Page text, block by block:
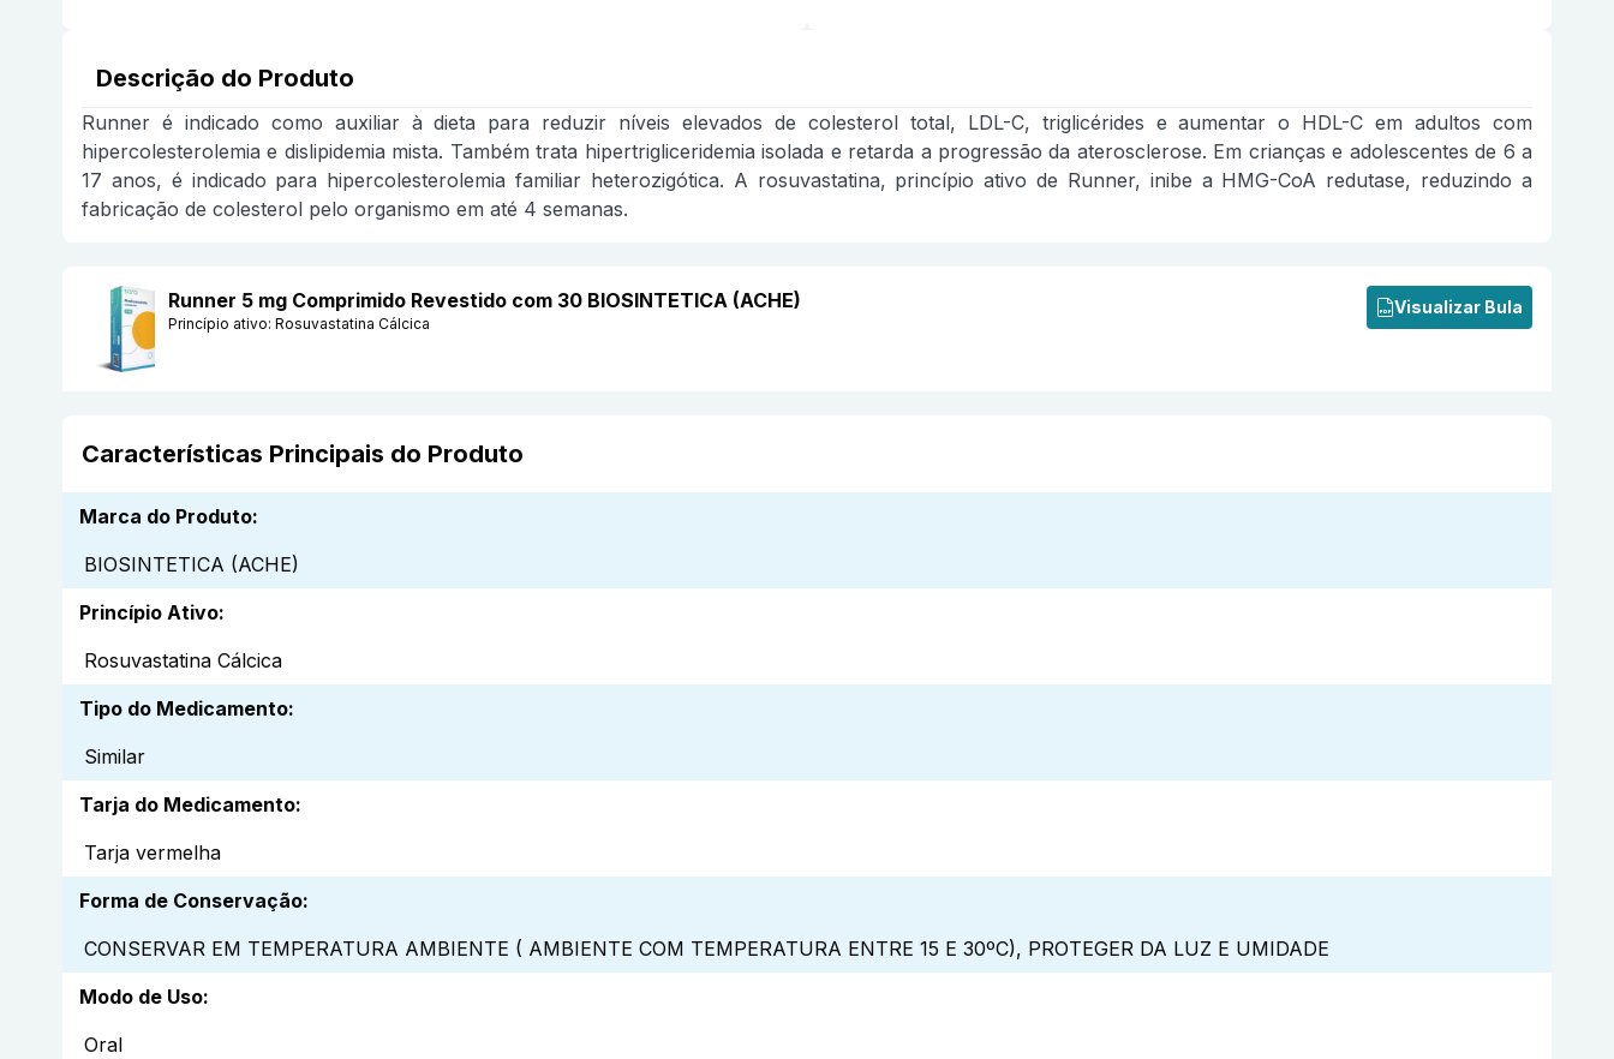
Descrição do Produto
Runner é indicado como auxiliar à dieta para reduzir níveis elevados de colesterol total, LDL-C, triglicérides e aumentar o HDL-C em adultos com
hipercolesterolemia e dislipidemia mista. Também trata hipertrigliceridemia isolada e retarda a progressão da aterosclerose. Em crianças e adolescentes de 6 a
17 anos, é indicado para hipercolesterolemia familiar heterozigótica. A rosuvastatina, princípio ativo de Runner, inibe a HMG-CoA redutase, reduzindo a
fabricação de colesterol pelo organismo em até 4 semanas.
Runner 5 mg Comprimido Revestido com 30 BIOSINTETICA (ACHE)
Princípio ativo: Rosuvastatina Cálcica
Visualizar Bula
Características Principais do Produto
Marca do Produto:
BIOSINTETICA (ACHE)
Princípio Ativo:
Rosuvastatina Cálcica
Tipo do Medicamento:
Similar
Tarja do Medicamento:
Tarja vermelha
Forma de Conservação:
CONSERVAR EM TEMPERATURA AMBIENTE ( AMBIENTE COM TEMPERATURA ENTRE 15 E 30ºC), PROTEGER DA LUZ E UMIDADE
Modo de Uso:
Oral